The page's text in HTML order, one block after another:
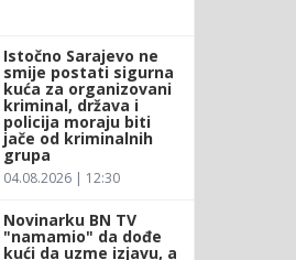
Istočno Sarajevo ne
smije postati sigurna
kuća za organizovani
kriminal, država i
policija moraju biti
jače od kriminalnih
grupa
04.08.2026 | 12:30
Novinarku BN TV
"namamio" da dođe
kući da uzme izjavu, a